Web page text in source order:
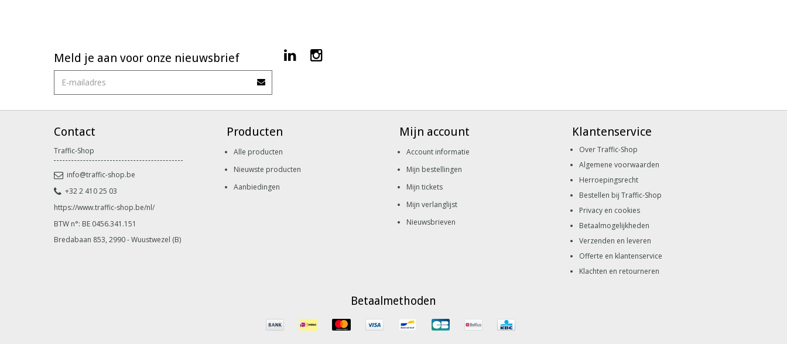
Meld je aan voor onze nieuwsbrief
Contact
Traffic-Shop
info@traffic-shop.be
+32 2 410 25 03
https://www.traffic-shop.be/nl/
BTW n°: BE 0456.341.151
Bredabaan 853, 2990 - Wuustwezel (B)
Producten
Alle producten
Nieuwste producten
Aanbiedingen
Mijn account
Account informatie
Mijn bestellingen
Mijn tickets
Mijn verlanglijst
Nieuwsbrieven
Klantenservice
Over Traffic-Shop
Algemene voorwaarden
Herroepingsrecht
Bestellen bij Traffic-Shop
Privacy en cookies
Betaalmogelijkheden
Verzenden en leveren
Offerte en klantenservice
Klachten en retourneren
Betaalmethoden